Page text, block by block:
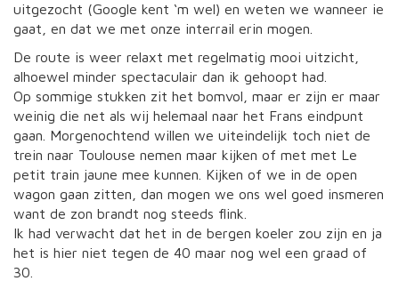
uitgezocht (Google kent ‘m wel) en weten we wanneer ie
gaat, en dat we met onze interrail erin mogen.
De route is weer relaxt met regelmatig mooi uitzicht,
alhoewel minder spectaculair dan ik gehoopt had.
Op sommige stukken zit het bomvol, maar er zijn er maar
weinig die net als wij helemaal naar het Frans eindpunt
gaan. Morgenochtend willen we uiteindelijk toch niet de
trein naar Toulouse nemen maar kijken of met met Le
petit train jaune mee kunnen. Kijken of we in de open
wagon gaan zitten, dan mogen we ons wel goed insmeren
want de zon brandt nog steeds flink.
Ik had verwacht dat het in de bergen koeler zou zijn en ja
het is hier niet tegen de 40 maar nog wel een graad of
30.